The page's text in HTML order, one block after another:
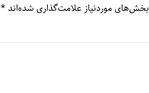
بخش‌های موردنیاز علامت‌گذاری شده‌اند *